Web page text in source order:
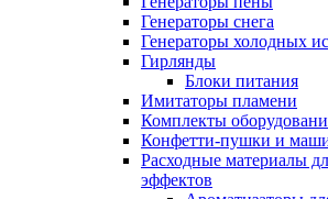
Генераторы снега
Генераторы холодных
Гирлянды
Блоки питания
Имитаторы пламени
Комплекты
Конфетти-пушки и
Расходные материалы
эффектов